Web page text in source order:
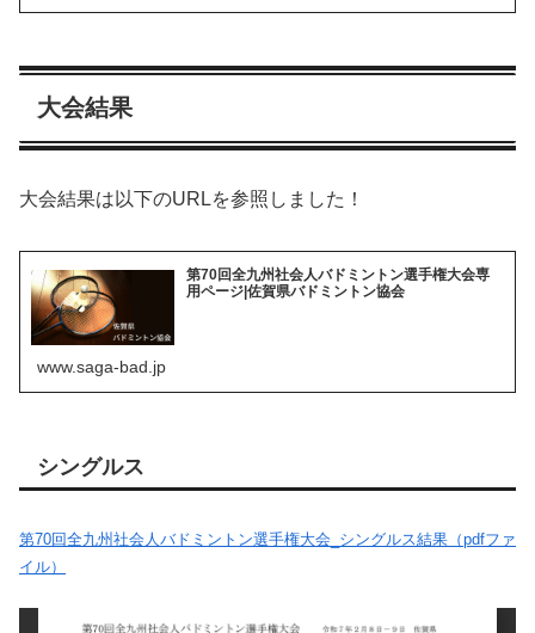
大会結果
大会結果は以下のURLを参照しました！
第70回全九州社会人バドミントン選手権大会専
用ページ|佐賀県バドミントン協会
www.saga-bad.jp
シングルス
第70回全九州社会人バドミントン選手権大会_シングルス結果（pdfファ
イル）